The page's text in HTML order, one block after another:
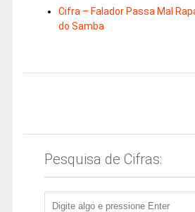
Cifra – Falador Passa Mal
do Samba
Pesquisa de Cifras: